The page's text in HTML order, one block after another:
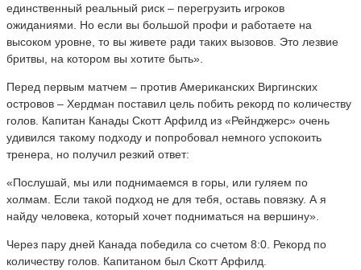
единственный реальный риск – перегрузить игроков
ожиданиями. Но если вы большой профи и работаете на
высоком уровне, то вы живете ради таких вызовов. Это лезвие
бритвы, на котором вы хотите быть».
Перед первым матчем – против Американских Виргинских
островов – Хердман поставил цель побить рекорд по количеству
голов. Капитан Канады Скотт Арфилд из «Рейнджерс» очень
удивился такому подходу и попробовал немного успокоить
тренера, но получил резкий ответ:
«Послушай, мы или поднимаемся в горы, или гуляем по
холмам. Если такой подход не для тебя, оставь повязку. А я
найду человека, который хочет подниматься на вершину».
Через пару дней Канада победила со счетом 8:0. Рекорд по
количеству голов. Капитаном был Скотт Арфилд.